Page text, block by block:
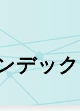
デッ